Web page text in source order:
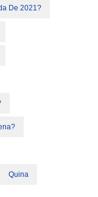
De 2021?
Quina